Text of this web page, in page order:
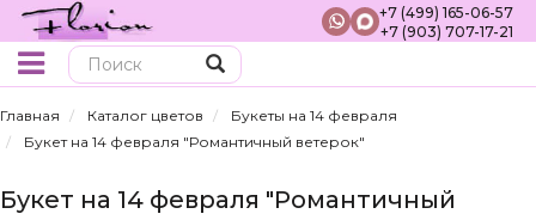
+7 (499) 165-06-57
+7 (903) 707-17-21
Главная Каталог цветов
Букеты на 14 февраля
Букет на 14 февраля "Романтичный ветерок"
Букет на 14 февраля "Романтичный